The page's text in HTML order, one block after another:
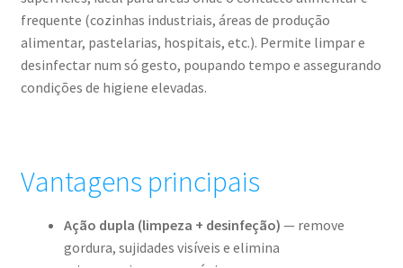
D10.4
5lt
frequente (cozinhas industriais, áreas de produção
alimentar, pastelarias, hospitais, etc.). Permite limpar e
desinfectar num só gesto, poupando tempo e assegurando
condições de higiene elevadas.
Vantagens principais
Ação dupla (limpeza + desinfeção) — remove
gordura, sujidades visíveis e elimina